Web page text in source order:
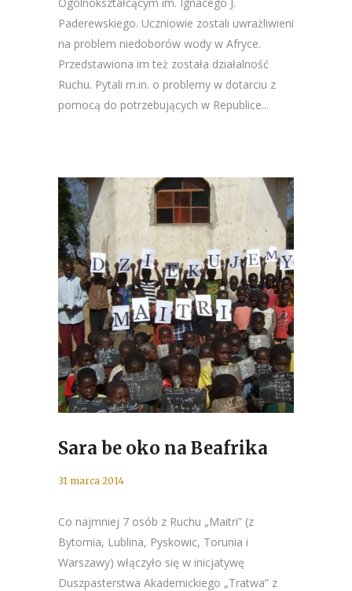
Paderewskiego. Uczniowie zostali uwrażliwieni
na problem niedoborów wody w Afryce.
Przedstawiona im też została działalność
Ruchu. Pytali m.in. o problemy w dotarciu z
pomocą do potrzebujących w Republice...
Sara be oko na Beafrika
31 marca 2014
Co najmniej 7 osób z Ruchu „Maitri” (z
Bytomia, Lublina, Pyskowic, Torunia i
Warszawy) włączyło się w inicjatywę
Duszpasterstwa Akademickiego „Tratwa” z